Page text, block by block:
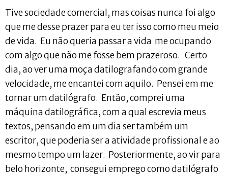
Tive sociedade comercial, mas coisas nunca foi algo
que me desse prazer para eu ter isso como meu meio
de vida. Eu não queria passar a vida me ocupando
com algo que não me fosse bem prazeroso. Certo
dia, ao ver uma moça datilografando com grande
velocidade, me encantei com aquilo. Pensei em me
tornar um datilógrafo. Então, comprei uma
máquina datilográfica, com a qual escrevia meus
textos, pensando em um dia ser também um
escritor, que poderia ser a atividade profissional e ao
mesmo tempo um lazer. Posteriormente, ao vir para
belo horizonte, consegui emprego como datilógrafo